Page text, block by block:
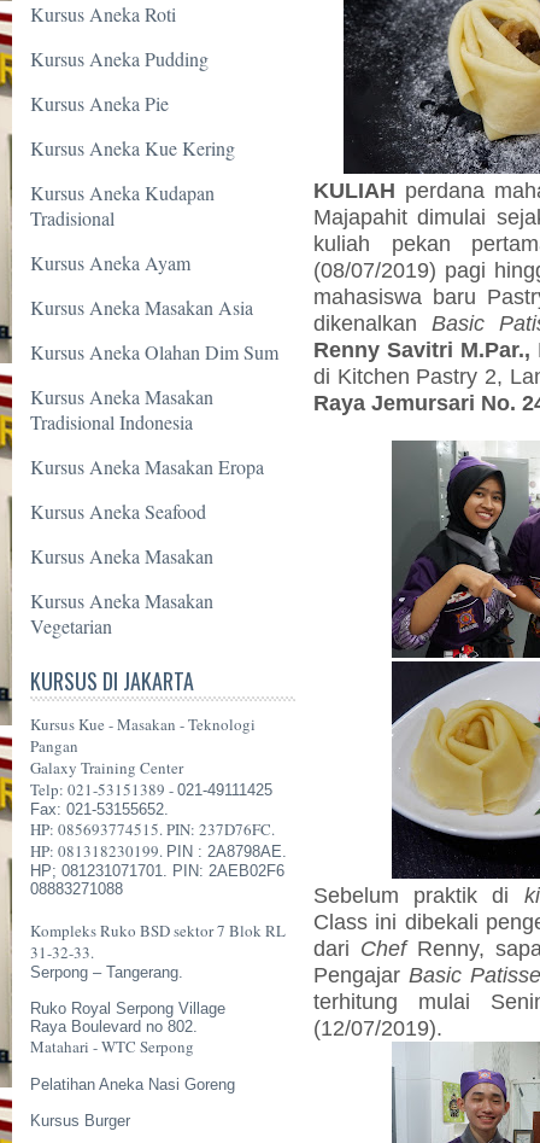
Kursus Aneka Roti
Kursus Aneka Pudding
Kursus Aneka Pie
Kursus Aneka Kue Kering
Kursus Aneka Kudapan
Tradisional
Kursus Aneka Ayam
Kursus Aneka Masakan Asia
Kursus Aneka Olahan Dim Sum
Kursus Aneka Masakan
Tradisional Indonesia
Kursus Aneka Masakan Eropa
Kursus Aneka Seafood
Kursus Aneka Masakan
Kursus Aneka Masakan
Vegetarian
KURSUS DI JAKARTA
Kursus Kue - Masakan - Teknologi
Pangan
Galaxy Training Center
Telp: 021-53151389 - 021-49111425
Fax: 021-53155652.
HP: 085693774515. PIN: 237D76FC.
HP: 081318230199. PIN : 2A8798AE.
HP; 081231071701. PIN: 2AEB02F6
08883271088
Kompleks Ruko BSD sektor 7 Blok RL
31-32-33.
Serpong – Tangerang.
Ruko Royal Serpong Village
Raya Boulevard no 802.
Matahari - WTC Serpong
Pelatihan Aneka Nasi Goreng
Kursus Burger
KULIAH perdana
Majapahit dimulai
kuliah pekan
(08/07/2019) pagi
mahasiswa baru
dikenalkan Basic
Renny Savitri M.Par.,
di Kitchen Pastry 2,
Raya Jemursari No.
Sebelum praktik di
Class ini dibekali
dari ChefRenny,
Pengajar Basic
terhitung mulai
(12/07/2019).